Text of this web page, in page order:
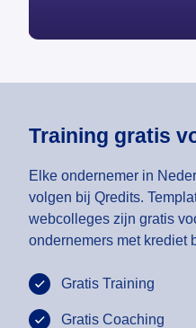
Training gratis
Elke ondernemer in
volgen bij Qredits.
webcolleges zijn gratis
ondernemers met krediet
Gratis Training
Gratis Coaching